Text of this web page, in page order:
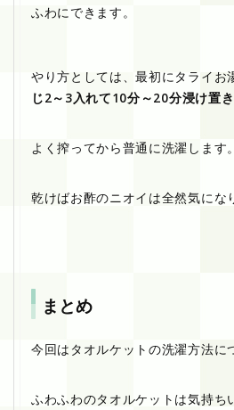
ふわにできます。
やり方としては、最初にタライお
じ2～3入れて10分～20分浸け置き
よく搾ってから普通に洗濯します。
乾けばお酢のニオイは全然気にな
まとめ
今回はタオルケットの洗濯方法に
ふわふわのタオルケットは気持ち